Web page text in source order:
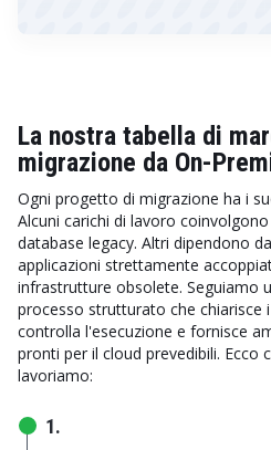
La nostra tabella di
migrazione da On-
Ogni progetto di migrazione ha i
Alcuni carichi di lavoro coinvolgono
database legacy. Altri dipendono da
applicazioni strettamente
infrastrutture obsolete. Seguiamo
processo strutturato che chiarisce
controlla l'esecuzione e fornisce
pronti per il cloud prevedibili. Ecco
lavoriamo:
1.